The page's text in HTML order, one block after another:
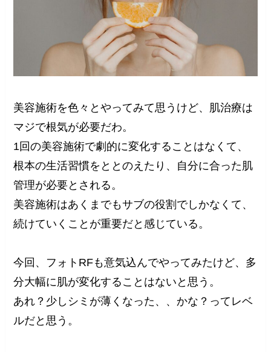
美容施術を色々とやってみて思うけど、肌治療は
マジで根気が必要だわ。
1回の美容施術で劇的に変化することはなくて、
根本の生活習慣をととのえたり、自分に合った肌
管理が必要とされる。
美容施術はあくまでもサブの役割でしかなくて、
続けていくことが重要だと感じている。
今回、フォトRFも意気込んでやってみたけど、多
分大幅に肌が変化することはないと思う。
あれ？少しシミが薄くなった、、かな？ってレベ
ルだと思う。